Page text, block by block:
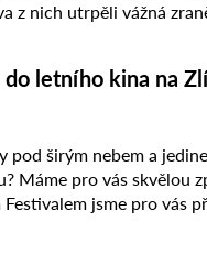
z nich utrpěli vážná
letního kina na
pod širým nebem a
Máme pro vás skvělou
jsme pro vás
...